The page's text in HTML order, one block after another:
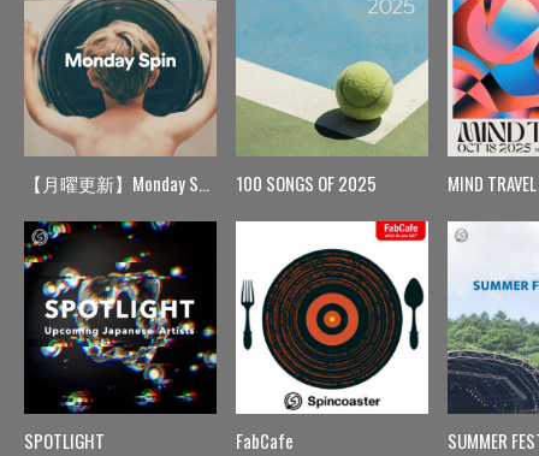
【月曜更新】Monday Spin
SPOTLIGHT
100 SONGS OF 2025
FabCafe
MIND TRAVEL
SUMMER